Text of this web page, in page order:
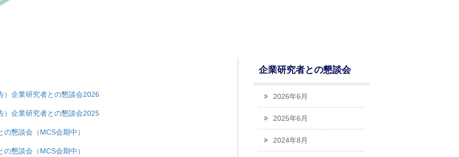
企業研究者との懇談会
2026年6月
2025年6月
2024年8月
）企業研究者との懇談会2026
）企業研究者との懇談会2025
懇談会（MCS会期中）
懇談会（MCS会期中）